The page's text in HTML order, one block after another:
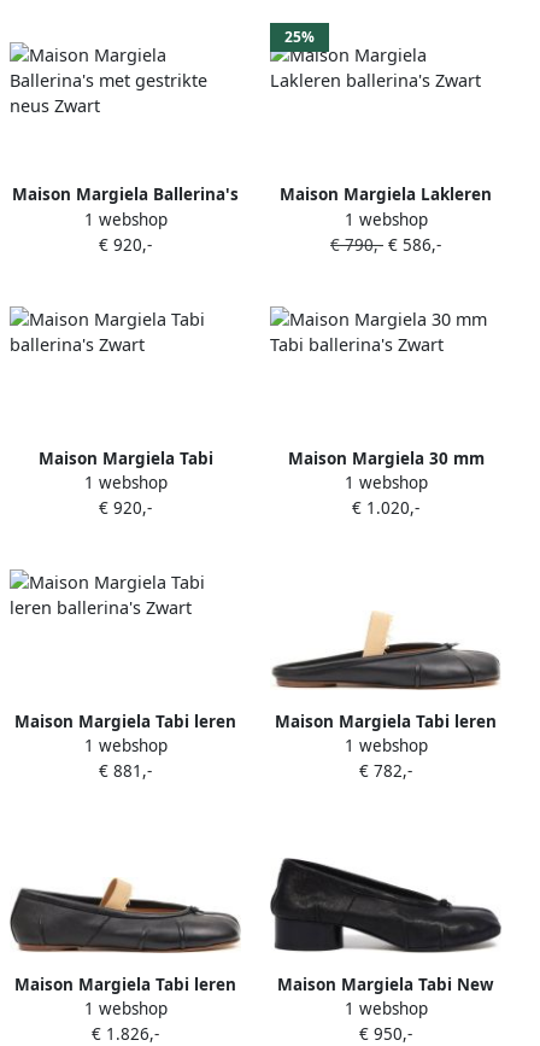
Maison Margiela Ballerina's
met gestrikte neus Zwart
1 webshop
€ 920,-
25%
Maison Margiela Lakleren
ballerina's Zwart
1 webshop
€ 790,- € 586,-
Maison Margiela Tabi
ballerina's Zwart
1 webshop
€ 920,-
Maison Margiela 30 mm
Tabi ballerina's Zwart
1 webshop
€ 1.020,-
Maison Margiela Tabi leren
ballerina's Zwart
1 webshop
€ 881,-
Maison Margiela Tabi leren
ballerina's Zwart
1 webshop
€ 782,-
Maison Margiela Tabi leren
ballerina's Zwart
1 webshop
€ 1.826,-
Maison Margiela Tabi New
30mm ballerina's Zwart
1 webshop
€ 950,-